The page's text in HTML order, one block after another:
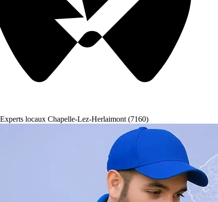
Experts locaux Chapelle-Lez-Herlaimont (7160)